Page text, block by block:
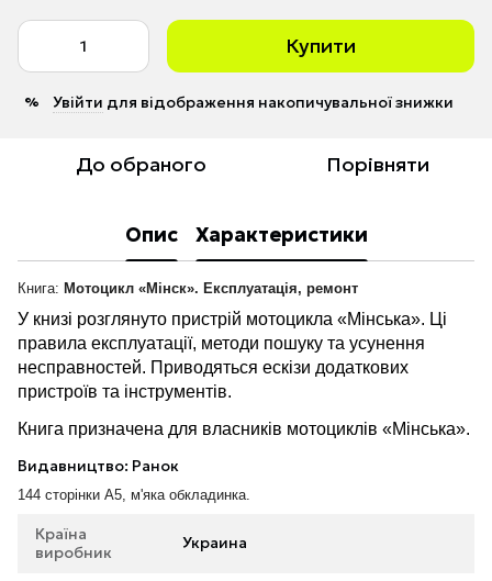
Купити
% Увійти для відображення накопичувальної знижки
До обраного Порівняти
Опис Характеристики
Книга: Мотоцикл «Мінск». Експлуатація, ремонт
У книзі розглянуто пристрій мотоцикла «Мінська». Ці
правила експлуатації, методи пошуку та усунення
несправностей. Приводяться ескізи додаткових
пристроїв та інструментів.
Книга призначена для власників мотоциклів «Мінська».
Видавництво: Ранок
144 сторінки А5, м'яка обкладинка.
Країна
виробник
Украина